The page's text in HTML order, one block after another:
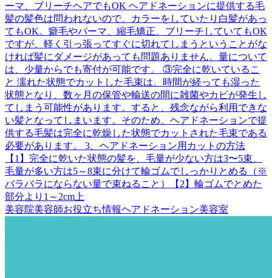
ーマ、ブリーチヘアでもOK ヘアドネーションに提供する毛
髪の髪色は問われないので、カラーをしていたり白髪があっ
てもOK。癖毛やパーマ、縮毛矯正、ブリーチしていてもOK
ですが、軽く引っ張ってすぐに切れてしまうということがな
ければ髪にダメージがあっても問題ありません。量について
は、少量からでも寄付が可能です。 ③完全に乾いているこ
と 濡れた状態でカットした毛束は、時間が経っても湿った
状態となり、数ヶ月の保管や輸送の間に雑菌やカビが発生し
てしまう可能性があります。すると、残念ながら利用できな
い髪となってしまいます。そのため、ヘアドネーションで提
供する毛髪は完全に乾燥した状態でカットされた毛束である
必要があります。 3、ヘアドネーション用カットの方法
【1】完全に乾いた状態の髪を、毛量が少ない方は3〜5束、
毛量が多い方は5～8束に分けて輪ゴムでしっかりとめる（※
バラバラにならない量で束ねること）【2】輪ゴムでとめた
部分より1～2cm上
美容院美容師お役立ち情報ヘアドネーション美容室